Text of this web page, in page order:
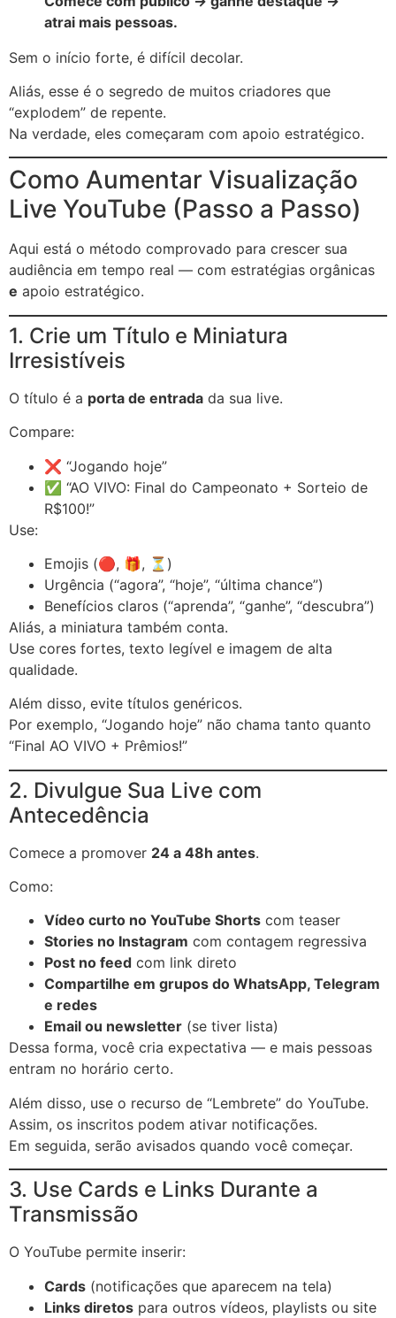
atrai mais pessoas.
Sem o início forte, é difícil decolar.
Aliás, esse é o segredo de muitos criadores que
“explodem” de repente.
Na verdade, eles começaram com apoio estratégico.
Como Aumentar Visualização
Live YouTube (Passo a Passo)
Aqui está o método comprovado para crescer sua
audiência em tempo real — com estratégias orgânicas
e apoio estratégico.
1. Crie um Título e Miniatura
Irresistíveis
O título é a porta de entrada da sua live.
Compare:
❌ “Jogando hoje”
✅ “AO VIVO: Final do Campeonato + Sorteio de
R$100!”
Use:
Emojis (🔴, 🎁, ⏳)
Urgência (“agora”, “hoje”, “última chance”)
Benefícios claros (“aprenda”, “ganhe”, “descubra”)
Aliás, a miniatura também conta.
Use cores fortes, texto legível e imagem de alta
qualidade.
Além disso, evite títulos genéricos.
Por exemplo, “Jogando hoje” não chama tanto quanto
“Final AO VIVO + Prêmios!”
2. Divulgue Sua Live com
Antecedência
Comece a promover 24 a 48h antes.
Como:
Vídeo curto no YouTube Shorts com teaser
Stories no Instagram com contagem regressiva
Post no feed com link direto
Compartilhe em grupos do WhatsApp, Telegram
e redes
Email ou newsletter (se tiver lista)
Dessa forma, você cria expectativa — e mais pessoas
entram no horário certo.
Além disso, use o recurso de “Lembrete” do YouTube.
Assim, os inscritos podem ativar notificações.
Em seguida, serão avisados quando você começar.
3. Use Cards e Links Durante a
Transmissão
O YouTube permite inserir:
Cards (notificações que aparecem na tela)
Links diretos para outros vídeos, playlists ou site